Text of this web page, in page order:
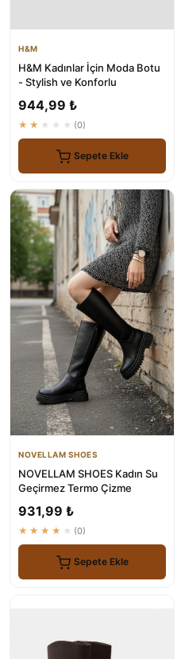
H&M
H&M Kadınlar İçin Moda Botu
- Stylish ve Konforlu
944,99 ₺
★★★★★ (0)
Sepete Ekle
NOVELLAM SHOES
NOVELLAM SHOES Kadın Su
Geçirmez Termo Çizme
931,99 ₺
★★★★★ (0)
Sepete Ekle